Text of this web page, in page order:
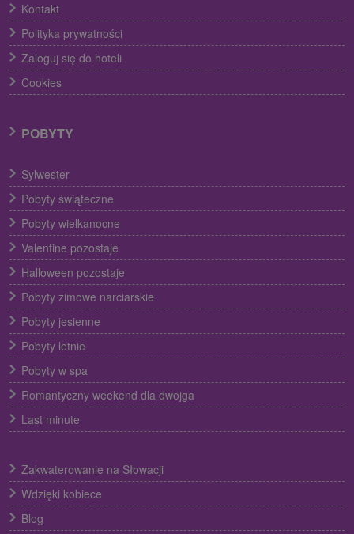
Kontakt
Polityka prywatności
Zaloguj się do hoteli
Cookies
POBYTY
Sylwester
Pobyty świąteczne
Pobyty wielkanocne
Valentine pozostaje
Halloween pozostaje
Pobyty zimowe narciarskie
Pobyty jesienne
Pobyty letnie
Pobyty w spa
Romantyczny weekend dla dwojga
Last minute
Zakwaterowanie na Słowacji
Wdzięki kobiece
Blog